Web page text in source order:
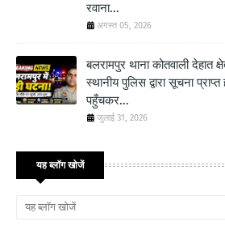
रवाना...
अगस्त 05, 2026
बलरामपुर थाना कोतवाली देहात
स्थानीय पुलिस द्वारा सूचना
पहुँचकर...
जुलाई 31, 2026
यह ब्लॉग खोजें